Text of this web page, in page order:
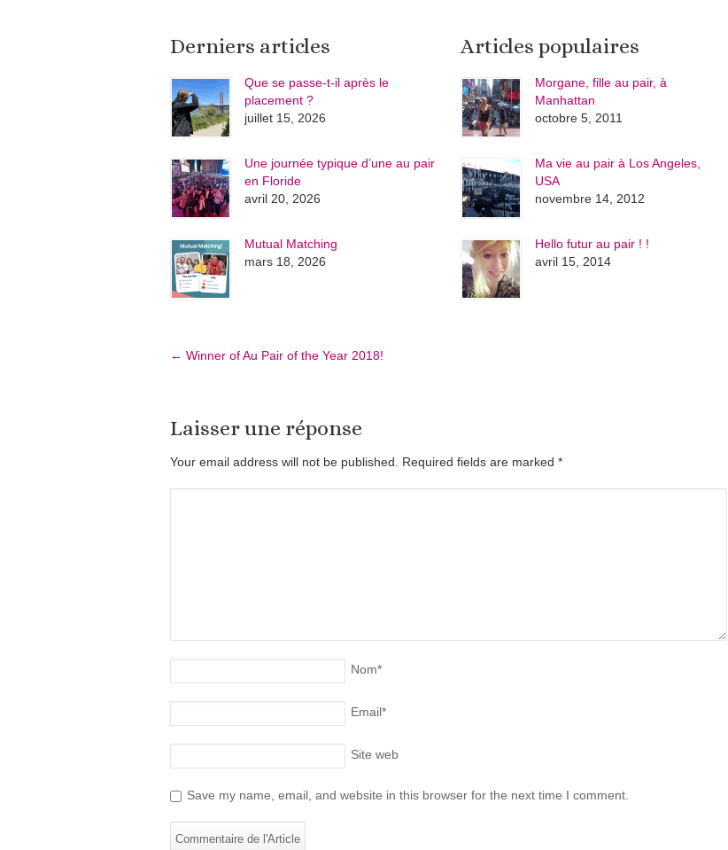
Derniers articles
Que se passe-t-il après le
placement ?
juillet 15, 2026
Une journée typique d’une au pair
en Floride
avril 20, 2026
Mutual Matching
mars 18, 2026
Articles populaires
Morgane, fille au pair, à
Manhattan
octobre 5, 2011
Ma vie au pair à Los Angeles,
USA
novembre 14, 2012
Hello futur au pair ! !
avril 15, 2014
← Winner of Au Pair of the Year 2018!
Laisser une réponse
Your email address will not be published. Required fields are marked *
Nom*
Email*
Site web
Save my name, email, and website in this browser for the next time I comment.